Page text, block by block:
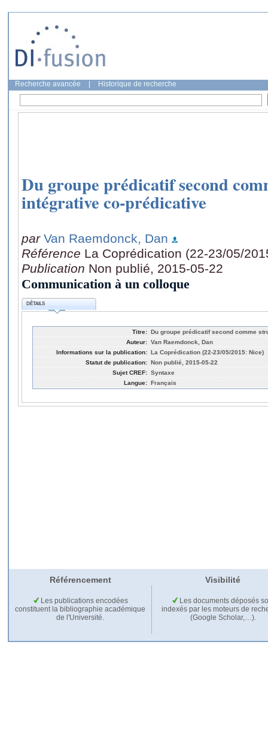
Recherche avancée Historique de recherche
Du groupe prédicatif second
intégrative co-prédicative
par Van Raemdonck, Dan
Référence La Coprédication (22-23/05/
Publication Non publié, 2015-05-22
Communication à un colloque
DÉTAILS
Titre: Du groupe prédicatif second comme
Auteur: Van Raemdonck, Dan
Informations sur la publication: La Coprédication (22-23/05/2015: Nice)
Statut de publication: Non publié, 2015-05-22
Sujet CREF: Syntaxe
Langue: Français
Référencement Visibilité
Les publications encodées
constituent la bibliographie académique
de l'Université.
Les documents déposés
indexés par les moteurs de
(Google Scholar,…).